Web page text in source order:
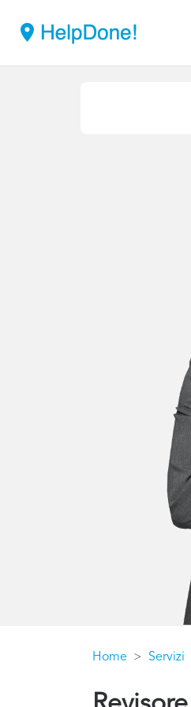
Home Servizi